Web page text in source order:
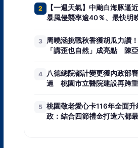
2
【一週天氣】中颱白海豚
暴風侵襲率逾40％、最快明
3 周曉涵挑戰秋香獲胡瓜力讚
「講歪也自然」成亮點 陳
4
八德總院都計變更獲內政部
過 桃園市立醫院建設再跨重
5 桃園敬老愛心卡116年全面
政：結合四節禮金打造六都